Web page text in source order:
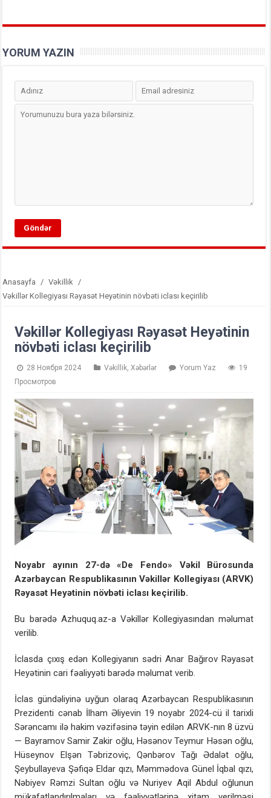
YORUM YAZIN
Anasayfa / Vəkillik
/
Vəkillər Kollegiyası Rəyasət Heyətinin növbəti iclası keçirilib
Vəkillər Kollegiyası Rəyasət Heyətinin
növbəti iclası keçirilib
28 Ноября 2024 Vəkillik ,Xəbərlər Yorum Yaz
19
Просмотров
Noyabr ayının 27-də «De Fendo» Vəkil Bürosunda
Azərbaycan Respublikasının Vəkillər Kollegiyası (ARVK)
Rəyasət Heyətinin növbəti iclası keçirilib.
Bu barədə Azhuquq.az-a Vəkillər Kollegiyasından məlumat
verilib.
İclasda çıxış edən Kollegiyanın sədri Anar Bağırov Rəyasət
Heyətinin cari fəaliyyəti barədə məlumat verib.
İclas gündəliyinə uyğun olaraq Azərbaycan Respublikasının
Prezidenti cənab İlham Əliyevin 19 noyabr 2024-cü il tarixli
Sərəncamı ilə hakim vəzifəsinə təyin edilən ARVK-nın 8 üzvü
— Bayramov Samir Zakir oğlu, Həsənov Teymur Həsən oğlu,
Hüseynov Elşən Təbrizoviç, Qənbərov Tağı Ədalət oğlu,
Şeybullayeva Şəfiqə Eldar qızı, Məmmədova Günel İqbal qızı,
Nəbiyev Rəmzi Sultan oğlu və Nuriyev Aqil Abdul oğlunun